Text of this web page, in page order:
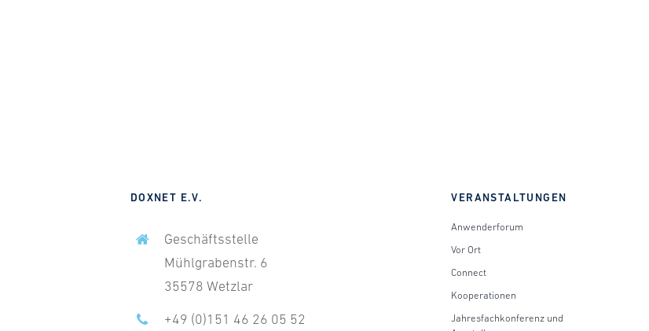
DOXNET E.V.
Geschäftsstelle
Mühlgrabenstr. 6
35578 Wetzlar
+49 (0)151 46 26 05 52
VERANSTALTUNGEN
Anwenderforum
Vor Ort
Connect
Kooperationen
Jahresfachkonferenz und